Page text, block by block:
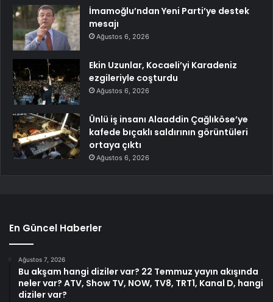
İmamoğlu’ndan Yeni Parti’ye destek
mesajı
Ağustos 6, 2026
Ekin Uzunlar, Kocaeli’yi Karadeniz
ezgileriyle coşturdu
Ağustos 6, 2026
Ünlü iş insanı Alaaddin Çağlıköse’ye
kafede bıçaklı saldırının görüntüleri
ortaya çıktı
Ağustos 6, 2026
En Güncel Haberler
Ağustos 7, 2026
Bu akşam hangi diziler var? 22 Temmuz yayın akışında
neler var? ATV, Show TV, NOW, TV8, TRT1, Kanal D, hangi
diziler var?